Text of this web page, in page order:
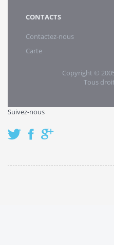
CONTACTS
Contactez-nous
Carte
Copyright ©
Tous
Suivez-nous